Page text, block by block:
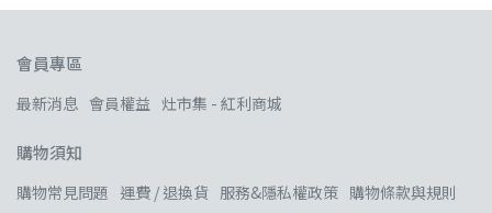
會員專區
最新消息 會員權益 灶市集 - 紅利商城
購物須知
購物常見問題 運費 / 退換貨 服務&隱私權政策 購物條款與規則